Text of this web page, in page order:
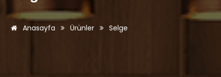
Anasayfa Ürünler Selge